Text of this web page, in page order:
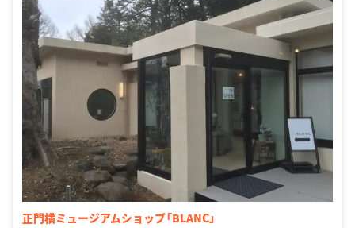
正門横ミュージアムショップ「BLANC」